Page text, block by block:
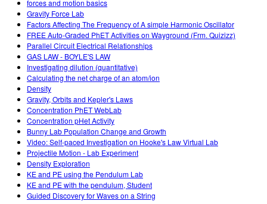
forces and motion basics
Gravity Force Lab
Factors Affecting The Frequency of A simple Harmonic Oscillator
FREE Auto-Graded PhET Activities on Wayground (Frm. Quizizz)
Parallel Circuit Electrical Relationships
GAS LAW - BOYLE'S LAW
Investigating dilution (quantitative)
Calculating the net charge of an atom/ion
Density
Gravity, Orbits and Kepler's Laws
Concentration PhET WebLab
Concentration pHet Activity
Bunny Lab Population Change and Growth
Video: Self-paced Investigation on Hooke's Law Virtual Lab
Projectile Motion - Lab Experiment
Density Exploration
KE and PE using the Pendulum Lab
KE and PE with the pendulum, Student
Guided Discovery for Waves on a String